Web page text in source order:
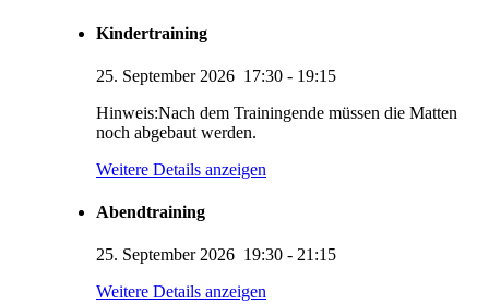
Kindertraining
25. September 2026 17:30 - 19:15
Hinweis:Nach dem Trainingende müssen die Matten
noch abgebaut werden.
Weitere Details anzeigen
Abendtraining
25. September 2026 19:30 - 21:15
Weitere Details anzeigen